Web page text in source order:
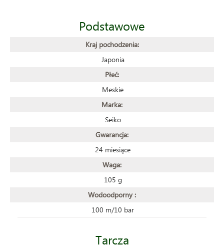
Podstawowe
Kraj pochodzenia:
Japonia
Płeć:
Meskie
Marka:
Seiko
Gwarancja:
24 miesiące
Waga:
105 g
Wodoodporny :
100 m/10 bar
Tarcza